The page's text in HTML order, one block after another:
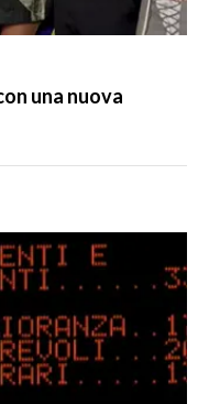
una nuova